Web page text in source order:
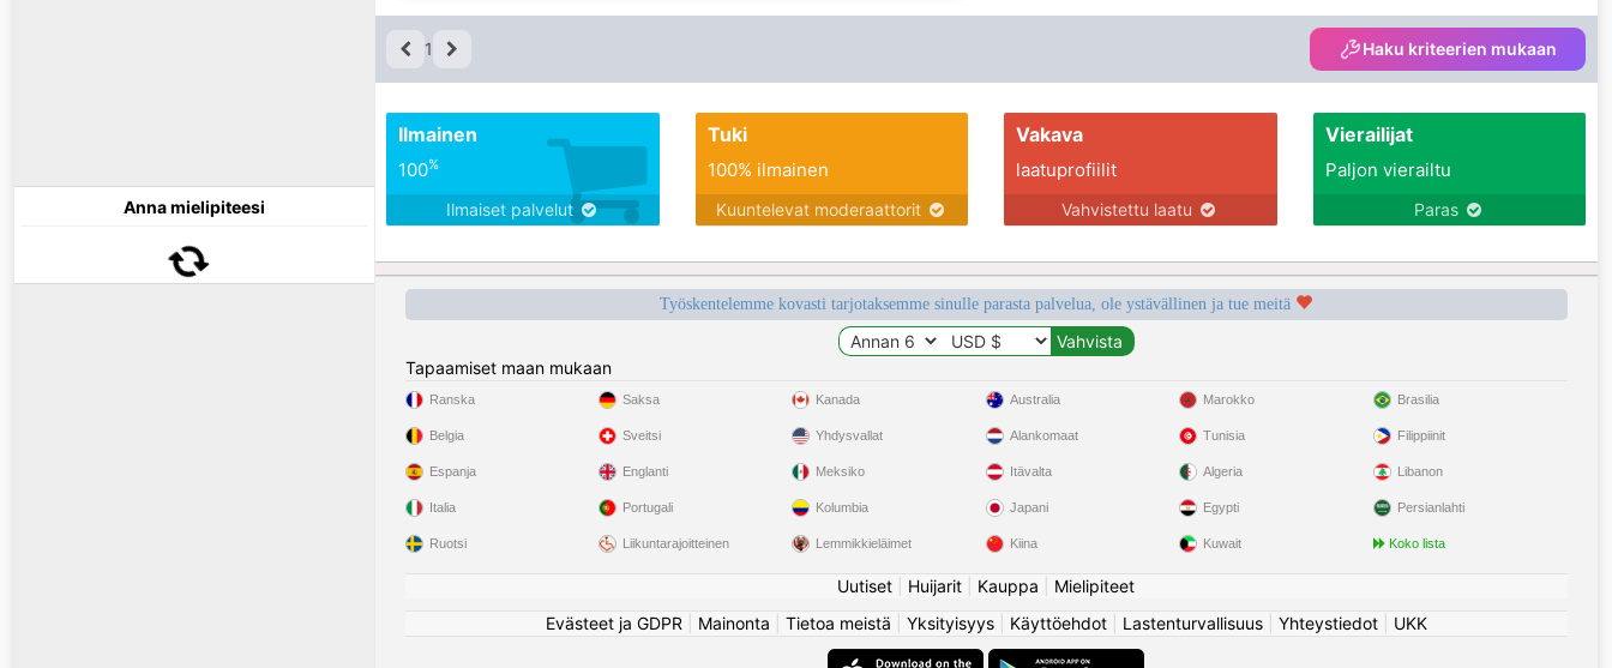
Anna mielipiteesi
1 Haku kriteerien mukaan
Ilmainen
100%
Ilmaiset palvelut
Tuki
100% ilmainen
Kuuntelevat moderaattorit
Vakava
laatuprofiilit
Vahvistettu laatu
Vierailijat
Paljon vierailtu
Paras
Työskentelemme kovasti tarjotaksemme sinulle parasta palvelua, ole ystävällinen ja tue meitä
Tapaamiset maan mukaan
Ranska
Belgia
Espanja
Italia
Ruotsi
Saksa
Sveitsi
Englanti
Portugali
Liikuntarajoitteinen
Kanada
Yhdysvallat
Meksiko
Kolumbia
Lemmikkieläimet
Australia
Alankomaat
Itävalta
Japani
Kiina
Marokko
Tunisia
Algeria
Egypti
Kuwait
Brasilia
Filippiinit
Libanon
Persianlahti
Koko lista
Uutiset Huijarit Kauppa
Mielipiteet
Evästeet ja GDPR
Mainonta Tietoa meistä Yksityisyys| Käyttöehdot| Lastenturvallisuus| Yhteystiedot| UKK